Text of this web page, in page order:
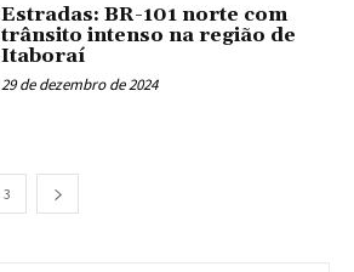
Estradas: BR-101 norte com
trânsito intenso na região de
Itaboraí
29 de dezembro de 2024
3